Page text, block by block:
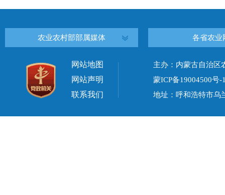
农业农村部部属媒体 各省农业
网站地图
网站声明
联系我们
主办：内蒙古自治
蒙ICP备19004500号-
地址：呼和浩特市